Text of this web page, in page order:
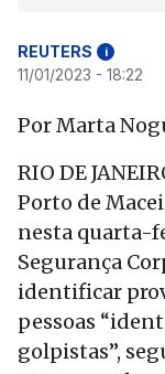
REUTERS i
11/01/2023 - 18:22
Por Marta
RIO DE
Porto de
nesta quarta-
Segurança
identificar
pessoas
golpistas”,